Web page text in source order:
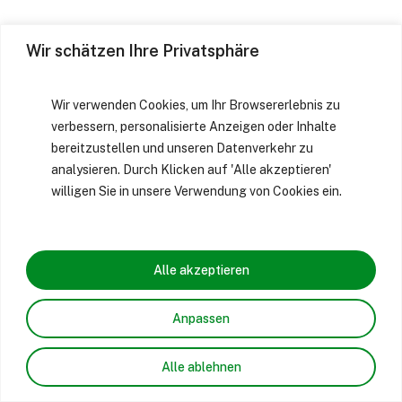
Wir schätzen Ihre Privatsphäre
Wir verwenden Cookies, um Ihr Browsererlebnis zu
verbessern, personalisierte Anzeigen oder Inhalte
bereitzustellen und unseren Datenverkehr zu
analysieren. Durch Klicken auf 'Alle akzeptieren'
willigen Sie in unsere Verwendung von Cookies ein.
Anpassen
Alle ablehnen
Alle akzeptieren